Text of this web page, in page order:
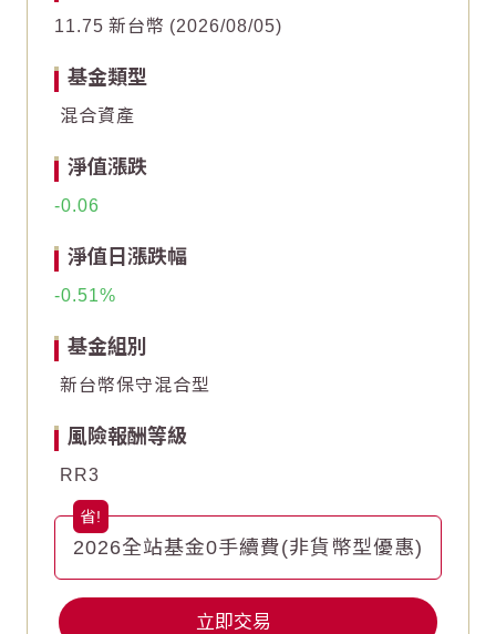
11.75 新台幣 2026/08/05
基金類型
混合資產
淨值漲跌
-0.06
淨值日漲跌幅
-0.51
基金組別
新台幣保守混合型
風險報酬等級
RR3
2026全站基金0手續費(非貨幣型優惠)
立即交易